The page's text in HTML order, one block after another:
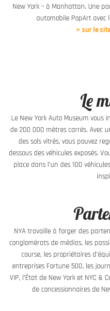
New York – à Manhattan. Une
automobile PopArt avec
> sur le
Le
Le New York Auto Museum
de 200 000 mètres carrés. Avec
des sols vitrés, vous pouvez
dessous des véhicules exposés.
place dans l’un des 100
NYA travaille à forger des
conglomérats de médias, les
course, les propriétaires
entreprises Fortune 500, les
VIP, l’État de New York et NYC &
de concessionnaires de